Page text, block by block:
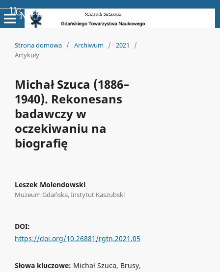
Uniwersyteckie Czasopisma Naukowe
Strona domowa / Archiwum / 2021
/
Artykuły
Michał Szuca (1886–
1940). Rekonesans
badawczy w
oczekiwaniu na
biografię
Leszek Molendowski
Muzeum Gdańska, Instytut Kaszubski
DOI:
https://doi.org/10.26881/rgtn.2021.05
Słowa kluczowe: Michał Szuca, Brusy,